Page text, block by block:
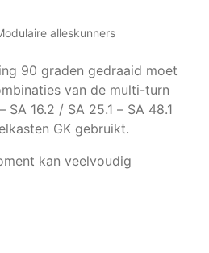
alleskunners
90 graden gedraaid moet
van de multi-turn
SA 16.2 / SA 25.1 – SA 48.1
GK gebruikt.
kan veelvoudig